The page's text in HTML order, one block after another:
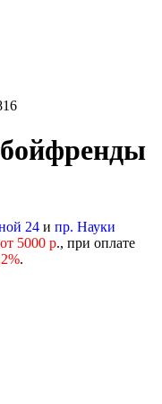
24 и пр. Науки
5000 р., при оплате
.